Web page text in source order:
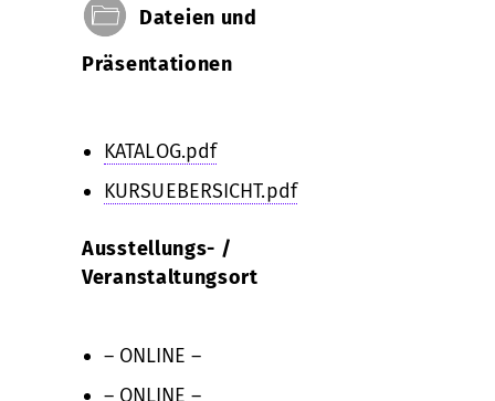
Dateien und
Präsentationen
KATALOG.pdf
KURSUEBERSICHT.pdf
Ausstellungs- /
Veranstaltungsort
– ONLINE –
– ONLINE –